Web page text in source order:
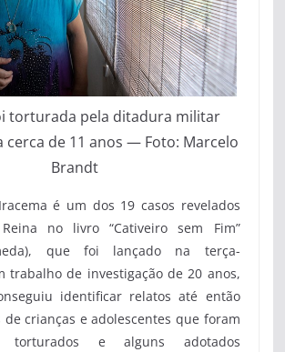
torturada pela ditadura militar
cerca de 11 anos — Foto: Marcelo
Brandt
é um dos 19 casos revelados
no livro “Cativeiro sem Fim”
que foi lançado na terça-
trabalho de investigação de 20 anos,
identificar relatos até então
de crianças e adolescentes que foram
torturados e alguns adotados